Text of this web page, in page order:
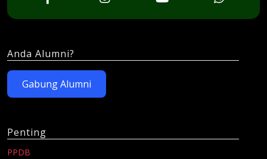
Anda Alumni?
Gabung Alumni
Penting
PPDB